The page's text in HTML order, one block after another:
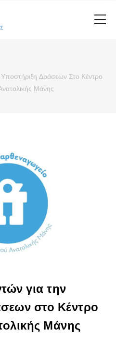
Δράσεων Στο Κέντρο
Μάνης
για την
στο Κέντρο
Μάνης